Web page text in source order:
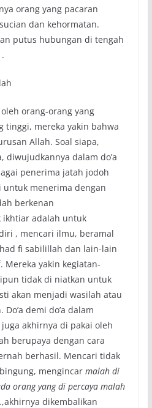
orang yang pacaran
dan kehormatan.
putus hubungan di tengah
orang-orang yang
tinggi, mereka yakin bahwa
Allah. Soal siapa,
diwujudkannya dalam do’a
penerima jatah jodoh
menerima dengan
berkenan
ikhtiar adalah untuk
, mencari ilmu, beramal
fi sabilillah dan lain-lain
yakin kegiatan-
tidak di niatkan untuk
akan menjadi wasilah atau
demi do’a dalam
akhirnya di pakai oleh
berupaya dengan cara
berhasil. Mencari tidak
mengincar malah di
orang yang di percaya malah
dikembalikan